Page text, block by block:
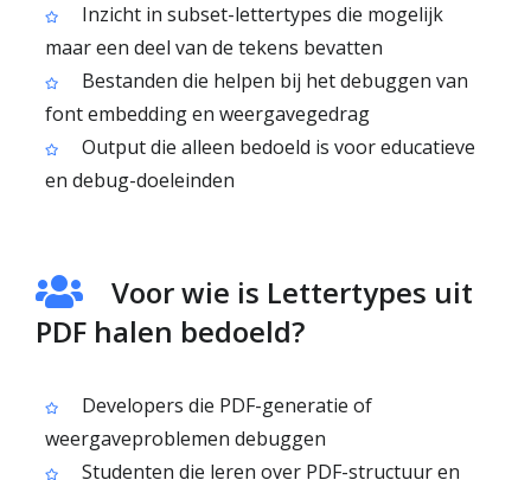
Inzicht in subset-lettertypes die mogelijk
maar een deel van de tekens bevatten
Bestanden die helpen bij het debuggen van
font embedding en weergavegedrag
Output die alleen bedoeld is voor educatieve
en debug-doeleinden
Voor wie is Lettertypes uit
PDF halen bedoeld?
Developers die PDF-generatie of
weergaveproblemen debuggen
Studenten die leren over PDF-structuur en